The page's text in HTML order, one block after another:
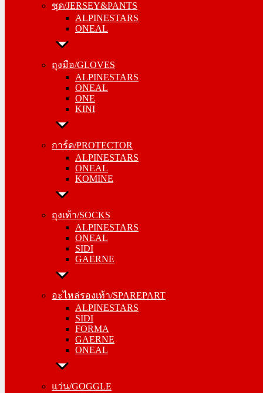
ชุด/JERSEY&PANTS
ALPINESTARS
ONEAL
ถุงมือ/GLOVES
ALPINESTARS
ONEAL
ONE
KINI
การ์ด/PROTECTOR
ALPINESTARS
ONEAL
KOMINE
ถุงเท้า/SOCKS
ALPINESTARS
ONEAL
SIDI
GAERNE
อะไหล่รองเท้า/SPAREPART
ALPINESTARS
SIDI
FORMA
GAERNE
ONEAL
แว่น/GOGGLE
ONEAL
ถุงมือ/GLOVES
ONEAL
ONE
KINI
การ์ด/PROTECTOR
ONEAL
KOMINE
ถุงเท้า/SOCKS
ONEAL
SIDI
GAERNE
อะไหล่รองเท้า/SPAREPART
SIDI
FORMA
GAERNE
ONEAL
แว่น/GOGGLE